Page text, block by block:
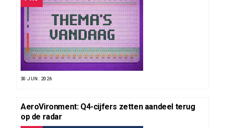
30 JUN. 2026
AeroVironment: Q4-cijfers zetten aandeel terug
op de radar